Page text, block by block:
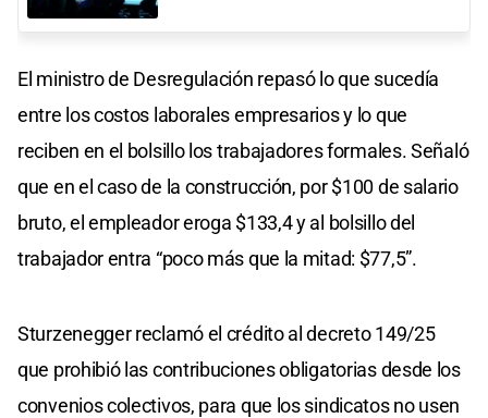
El ministro de Desregulación repasó lo que sucedía
entre los costos laborales empresarios y lo que
reciben en el bolsillo los trabajadores formales. Señaló
que en el caso de la construcción, por $100 de salario
bruto, el empleador eroga $133,4 y al bolsillo del
trabajador entra “poco más que la mitad: $77,5”.
Sturzenegger reclamó el crédito al decreto 149/25
que prohibió las contribuciones obligatorias desde los
convenios colectivos, para que los sindicatos no usen